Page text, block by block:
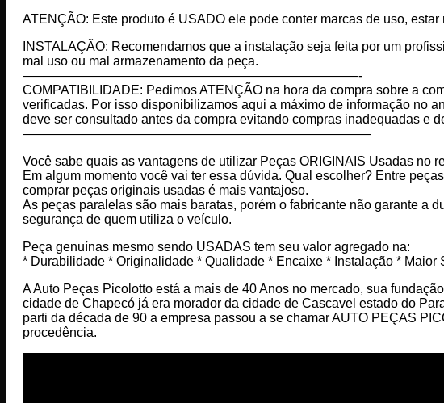
ATENÇÃO: Este produto é USADO ele pode conter marcas de uso,
INSTALAÇÃO: Recomendamos que a instalação seja feita por um
mal uso ou mal armazenamento da peça.
——————————————————————————-
COMPATIBILIDADE: Pedimos ATENÇÃO na hora da compra sobre a
verificadas. Por isso disponibilizamos aqui a máximo de informação no
deve ser consultado antes da compra evitando compras inadequadas e
———————————————————————————
Você sabe quais as vantagens de utilizar Peças ORIGINAIS Usadas no
Em algum momento você vai ter essa dúvida. Qual escolher? Entre
comprar peças originais usadas é mais vantajoso.
As peças paralelas são mais baratas, porém o fabricante não garante a
segurança de quem utiliza o veículo.
Peça genuínas mesmo sendo USADAS tem seu valor agregado na:
* Durabilidade * Originalidade * Qualidade * Encaixe * Instalação * Maior
A Auto Peças Picolotto está a mais de 40 Anos no mercado, sua
cidade de Chapecó já era morador da cidade de Cascavel estado do
parti da década de 90 a empresa passou a se chamar AUTO PEÇAS
procedência.